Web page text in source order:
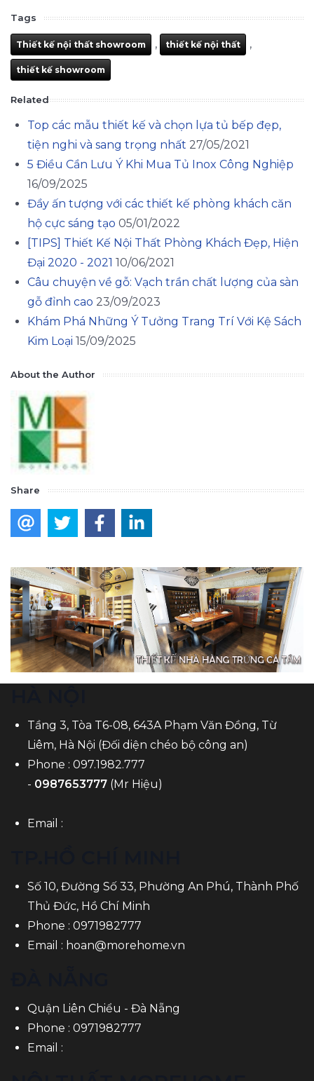
Tags
Thiết kế nội thất showroom , thiết kế nội thất ,
thiết kế showroom
Related
Top các mẫu thiết kế và chọn lựa tủ bếp đẹp,
tiện nghi và sang trọng nhất 27/05/2021
5 Điều Cần Lưu Ý Khi Mua Tủ Inox Công Nghiệp
16/09/2025
Đầy ấn tượng với các thiết kế phòng khách căn
hộ cực sáng tạo 05/01/2022
[TIPS] Thiết Kế Nội Thất Phòng Khách Đẹp, Hiện
Đại 2020 - 2021 10/06/2021
Câu chuyện về gỗ: Vạch trần chất lượng của sàn
gỗ đỉnh cao 23/09/2023
Khám Phá Những Ý Tưởng Trang Trí Với Kệ Sách
Kim Loại 15/09/2025
About the Author
Share
Tầng 3, Tòa T6-08, 643A Phạm Văn Đồng, Từ
Liêm, Hà Nội (Đối diện chéo bộ công an)
Phone : 097.1982.777
- 0987653777 (Mr Hiệu)
Email :
Số 10, Đường Số 33, Phường An Phú, Thành Phố
Thủ Đức, Hồ Chí Minh
Phone : 0971982777
Email : hoan@morehome.vn
Quận Liên Chiểu - Đà Nẵng
Phone : 0971982777
Email :